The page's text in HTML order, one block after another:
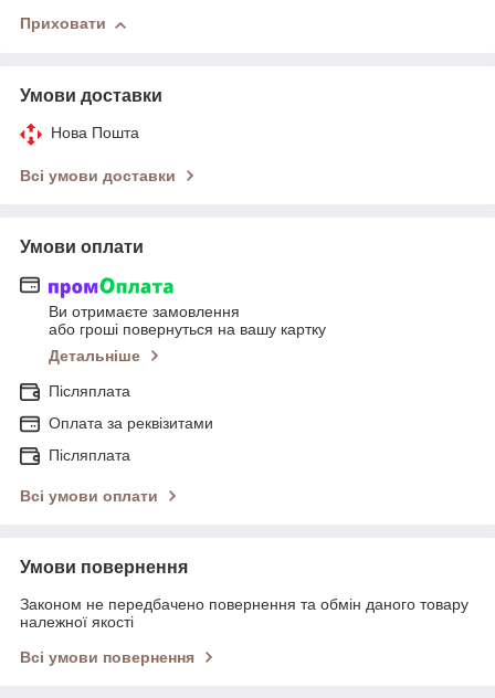
Приховати
Умови доставки
Нова Пошта
Всі умови доставки
Умови оплати
Ви отримаєте замовлення
або гроші повернуться на вашу картку
Детальніше
Післяплата
Оплата за реквізитами
Післяплата
Всі умови оплати
Умови повернення
Законом не передбачено повернення та обмін даного товару
належної якості
Всі умови повернення